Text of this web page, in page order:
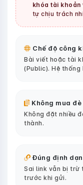
khóa tài khoản
tự chịu trách
Chế độ công
Bài viết hoặc tài
(Public). Hệ
Không mua đè
Không đặt nhiều
thành.
Đúng định
Sai link vẫn bị trừ
trước khi gửi.